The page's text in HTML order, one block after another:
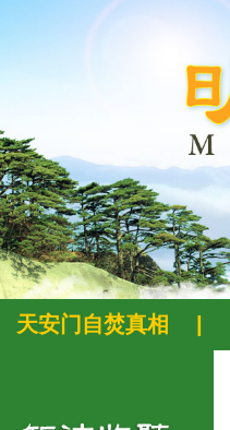
天安门自焚真相